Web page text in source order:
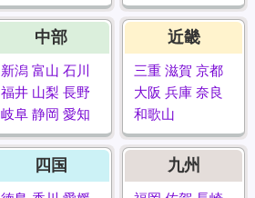
中部
新潟 富山 石川
福井 山梨 長野
岐阜 静岡 愛知
近畿
三重 滋賀 京都
大阪 兵庫 奈良
和歌山
四国 九州